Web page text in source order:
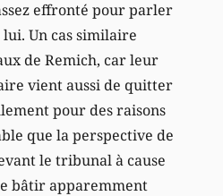
effronté pour parler
Un cas similaire
de Remich, car leur
vient aussi de quitter
pour des raisons
que la perspective de
le tribunal à cause
bâtir apparemment